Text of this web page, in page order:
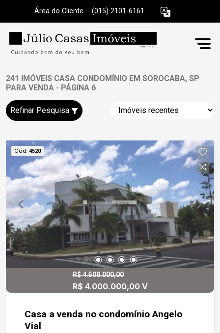
Área do Cliente (015) 2101-6161
241 IMÓVEIS CASA CONDOMÍNIO EM SOROCABA, SP
PARA VENDA - PÁGINA 6
Refinar Pesquisa
Cód. 4520
R$ 4.500.000,00
R$ 4.000.000,00 V
Casa a venda no condomínio Angelo
Vial